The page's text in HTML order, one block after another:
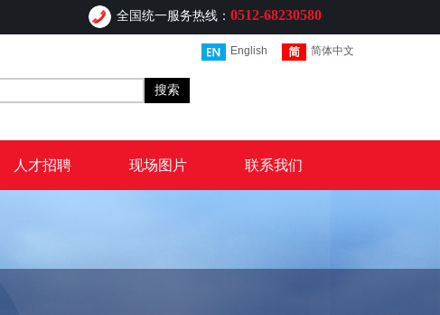
全国统一服务热线： 0512-68230580
English 简体中文
搜索
人才招聘 现场图片 联系我们